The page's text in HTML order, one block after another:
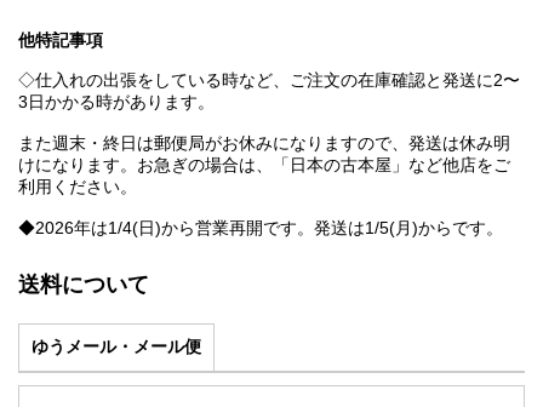
他特記事項
◇仕入れの出張をしている時など、ご注文の在庫確認と発送に2〜
3日かかる時があります。
また週末・終日は郵便局がお休みになりますので、発送は休み明
けになります。お急ぎの場合は、「日本の古本屋」など他店をご
利用ください。
◆2026年は1/4(日)から営業再開です。発送は1/5(月)からです。
送料について
ゆうメール・メール便